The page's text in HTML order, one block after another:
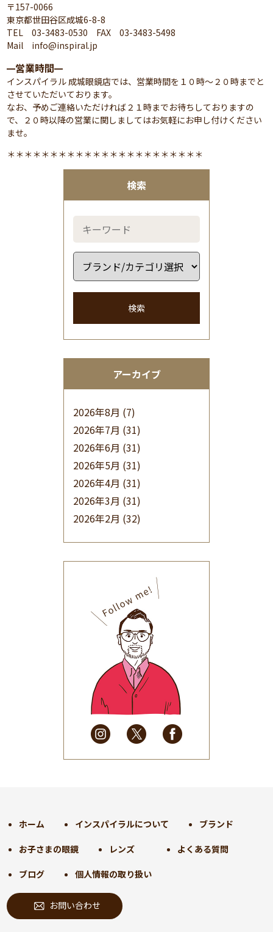
検索
検索
アーカイブ
2026年8月 (7)
2026年7月 (31)
2026年6月 (31)
2026年5月 (31)
2026年4月 (31)
2026年3月 (31)
2026年2月 (32)
(32)
2025年9月(30)
2025年8月(31)
2025年7月(37)
2025年6月(48)
2025年5月
(41)
2025年4月
(32)
2025年3月(31)
2025年2月
(28)
2025年1月
(34)
2024年9月(30)
2024年7月(31)
2024年6月(30)
2024年5月
2024年4月 (32)
〒157-0066
東京都世田谷区成城6-8-8
TEL 03-3483-0530 FAX 03-3483-5498
Mail info@inspiral.jp
━営業時間━
インスパイラル 成城眼鏡店では、営業時間を１０時～２０時までと
させていただいております。
なお、予めご連絡いただければ２１時までお待ちしておりますの
で、２０時以降の営業に関しましてはお気軽にお申し付けください
ませ。
＊＊＊＊＊＊＊＊＊＊＊＊＊＊＊＊＊＊＊＊＊＊＊
ホーム インスパイラルについて ブランド
お子さまの眼鏡 レンズ よくある質問
ブログ 個人情報の取り扱い
お問い合わせ